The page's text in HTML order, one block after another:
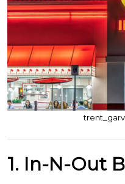
1. In-N-Out